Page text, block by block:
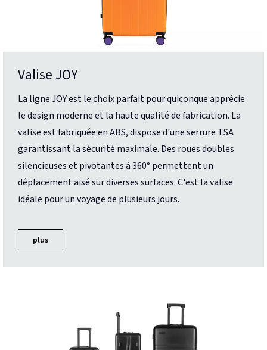
Valise JOY
La ligne JOY est le choix parfait pour quiconque apprécie
le design moderne et la haute qualité de fabrication. La
valise est fabriquée en ABS, dispose d'une serrure TSA
garantissant la sécurité maximale. Des roues doubles
silencieuses et pivotantes à 360° permettent un
déplacement aisé sur diverses surfaces. C'est la valise
idéale pour un voyage de plusieurs jours.
plus